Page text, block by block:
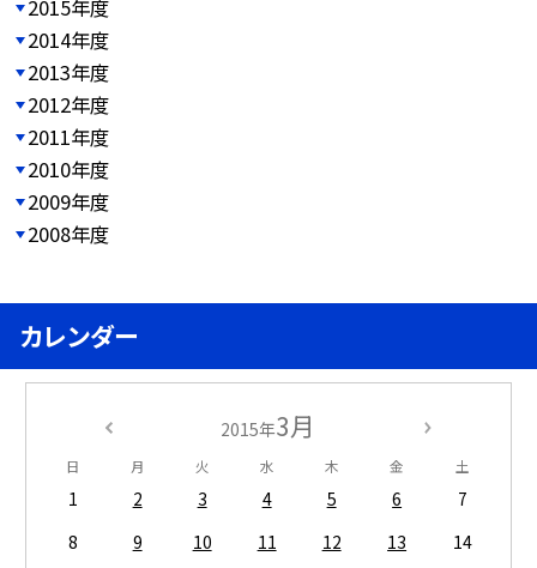
2015年度
2014年度
2013年度
2012年度
2011年度
2010年度
2009年度
2008年度
カレンダー
2015年3月
日 月 火 水 木 金 土
1 2 3 4 5 6
7
8
9 10 11 12 13
14